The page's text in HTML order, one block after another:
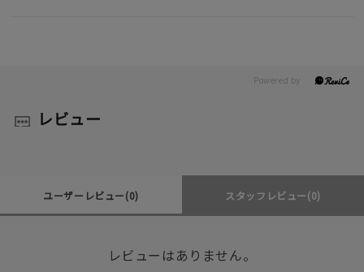
レビュー
ユーザーレビュー(0) スタッフレビュー(0)
レビューはありません。